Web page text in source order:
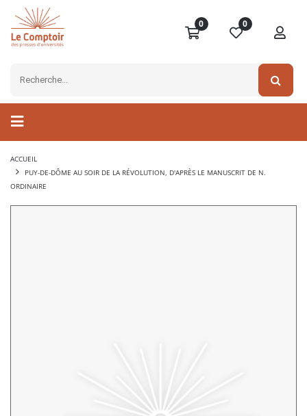
0 0
ACCUEIL
PUY-DE-DÔME AU SOIR DE LA RÉVOLUTION, D'APRÈS LE MANUSCRIT DE N.
ORDINAIRE